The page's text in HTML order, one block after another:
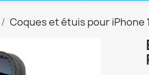
Coques et étuis pour iPhone